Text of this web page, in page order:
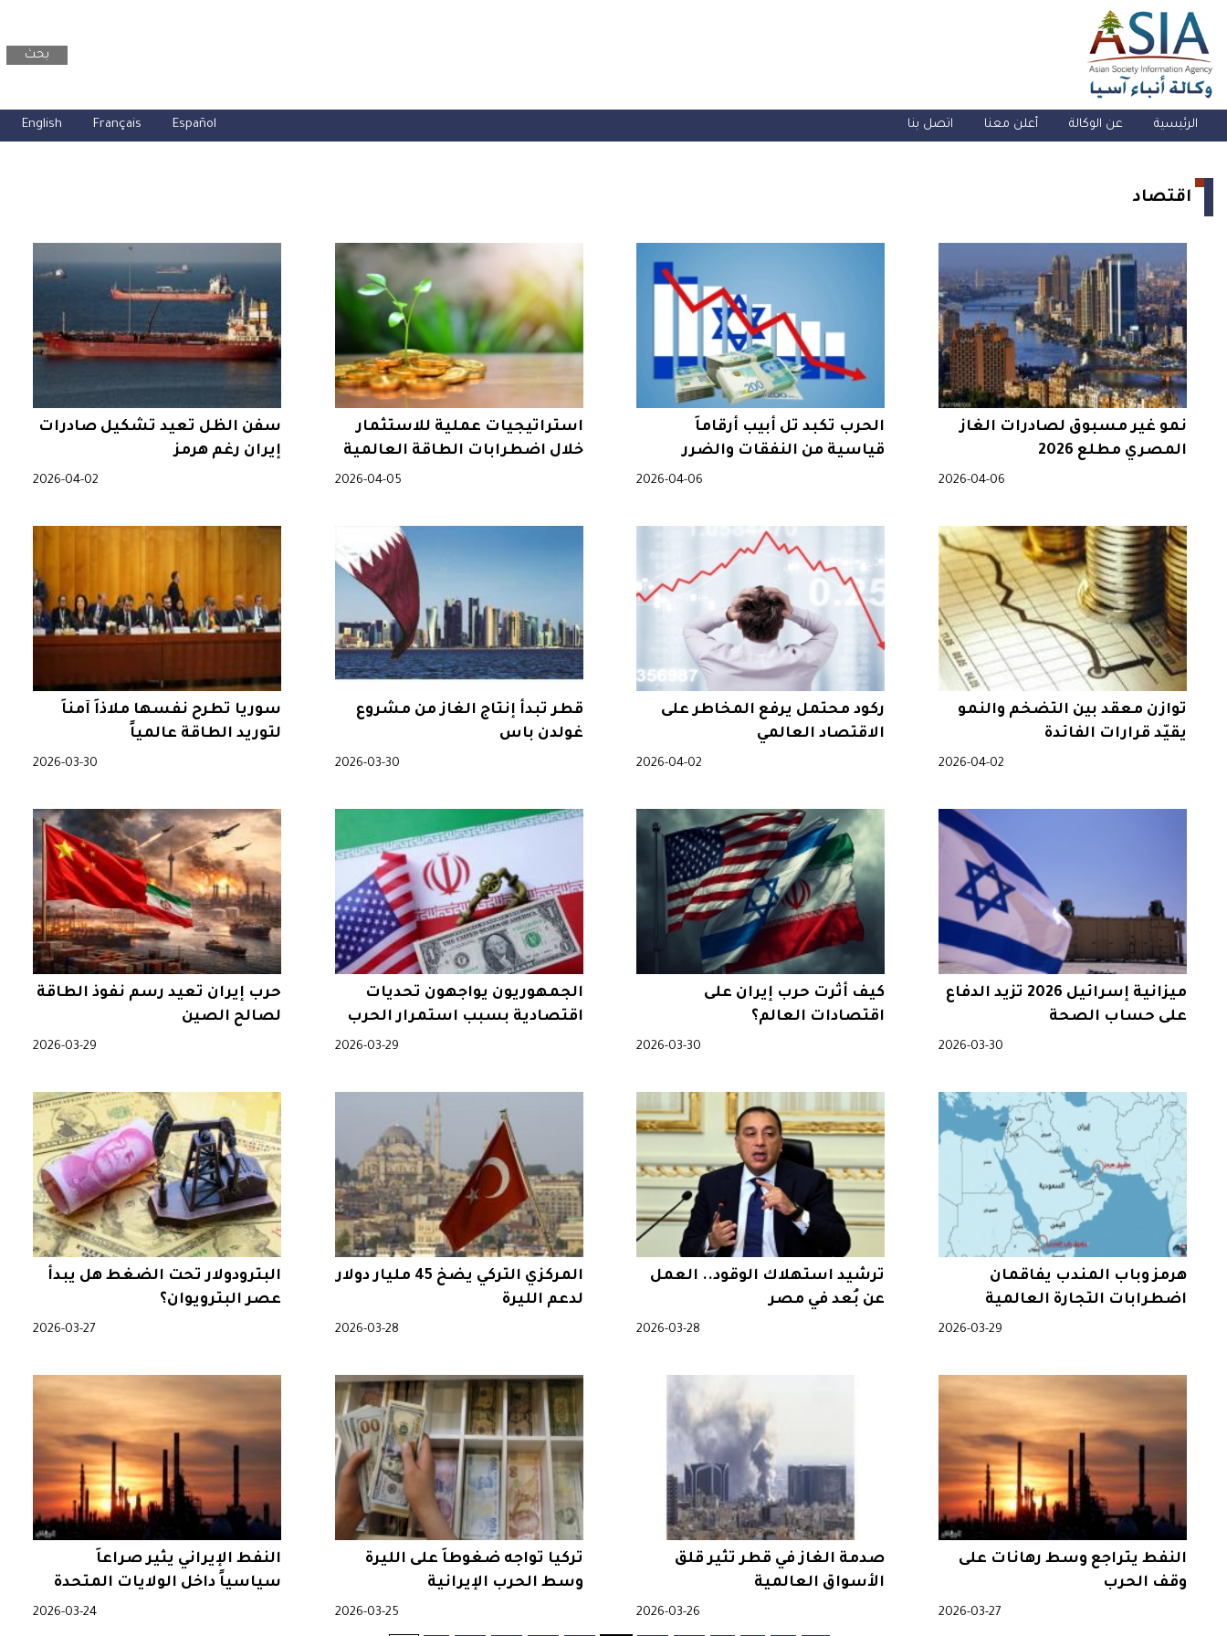
بحث
الرئيسية عن الوكالة أعلن معنا اتصل بنا English Français Español
اقتصاد
نمو غير مسبوق لصادرات الغاز
المصري مطلع 2026
2026-04-06
الحرب تكبد تل أبيب أرقاماً
قياسية من النفقات والضرر
2026-04-06
استراتيجيات عملية للاستثمار
خلال اضطرابات الطاقة العالمية
2026-04-05
سفن الظل تعيد تشكيل صادرات
إيران رغم هرمز
2026-04-02
توازن معقد بين التضخم والنمو
يقيّد قرارات الفائدة
2026-04-02
ركود محتمل يرفع المخاطر على
الاقتصاد العالمي
2026-04-02
قطر تبدأ إنتاج الغاز من مشروع
غولدن باس
2026-03-30
سوريا تطرح نفسها ملاذاً آمناً
لتوريد الطاقة عالمياً
2026-03-30
ميزانية إسرائيل 2026 تزيد الدفاع
على حساب الصحة
2026-03-30
كيف أثرت حرب إيران على
اقتصادات العالم؟
2026-03-30
الجمهوريون يواجهون تحديات
اقتصادية بسبب استمرار الحرب
2026-03-29
حرب إيران تعيد رسم نفوذ الطاقة
لصالح الصين
2026-03-29
هرمز وباب المندب يفاقمان
اضطرابات التجارة العالمية
2026-03-29
ترشيد استهلاك الوقود.. العمل
عن بُعد في مصر
2026-03-28
المركزي التركي يضخ 45 مليار دولار
لدعم الليرة
2026-03-28
البترودولار تحت الضغط هل يبدأ
عصر البترويوان؟
2026-03-27
النفط يتراجع وسط رهانات على
وقف الحرب
2026-03-27
صدمة الغاز في قطر تثير قلق
الأسواق العالمية
2026-03-26
تركيا تواجه ضغوطاً على الليرة
وسط الحرب الإيرانية
2026-03-25
النفط الإيراني يثير صراعاً
سياسياً داخل الولايات المتحدة
2026-03-24